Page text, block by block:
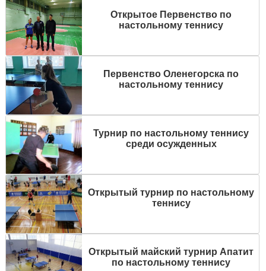
Открытое Первенство по
настольному теннису
Первенство Оленегорска по
настольному теннису
Турнир по настольному теннису
среди осужденных
Открытый турнир по настольному
теннису
Открытый майский турнир Апатит
по настольному теннису